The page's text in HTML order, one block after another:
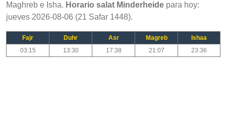
Maghreb e Isha. Horario salat Minderheide para hoy:
jueves 2026-08-06 (21 Safar 1448).
Fajr Duhr Asr Magreb
Ishaa
03:15
13:30 17:38 21:07 23:36